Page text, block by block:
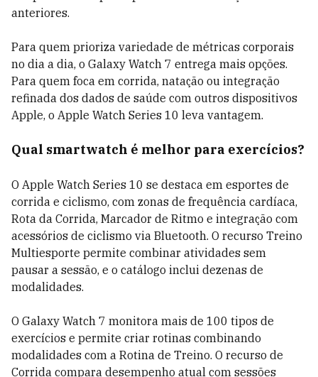
anteriores.
Para quem prioriza variedade de métricas corporais
no dia a dia, o Galaxy Watch 7 entrega mais opções.
Para quem foca em corrida, natação ou integração
refinada dos dados de saúde com outros dispositivos
Apple, o Apple Watch Series 10 leva vantagem.
Qual smartwatch é melhor para exercícios?
O Apple Watch Series 10 se destaca em esportes de
corrida e ciclismo, com zonas de frequência cardíaca,
Rota da Corrida, Marcador de Ritmo e integração com
acessórios de ciclismo via Bluetooth. O recurso Treino
Multiesporte permite combinar atividades sem
pausar a sessão, e o catálogo inclui dezenas de
modalidades.
O Galaxy Watch 7 monitora mais de 100 tipos de
exercícios e permite criar rotinas combinando
modalidades com a Rotina de Treino. O recurso de
Corrida compara desempenho atual com sessões